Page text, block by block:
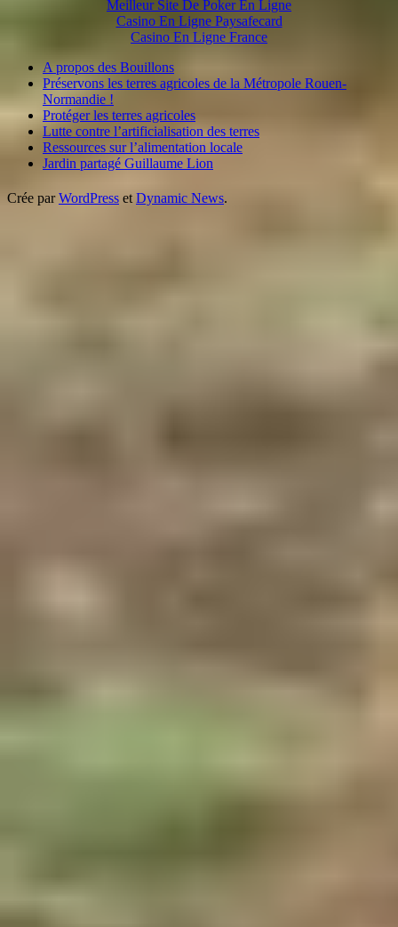
Meilleur Site De Poker En Ligne
Casino En Ligne Paysafecard
Casino En Ligne France
A propos des Bouillons
Préservons les terres agricoles de la Métropole Rouen-
Normandie !
Protéger les terres agricoles
Lutte contre l’artificialisation des terres
Ressources sur l’alimentation locale
Jardin partagé Guillaume Lion
Crée parWordPress et Dynamic News.